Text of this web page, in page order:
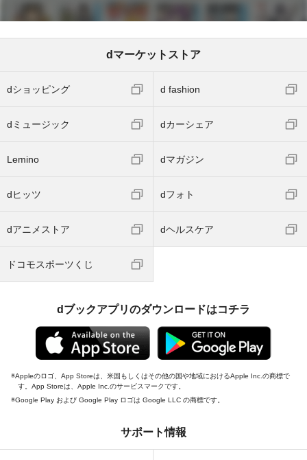
dマーケットストア
dショッピング d fashion
dミュージック dカーシェア
Lemino dマガジン
dヒッツ dフォト
dアニメストア dヘルスケア
ドコモスポーツくじ
dブックアプリのダウンロードはコチラ
Appleのロゴ、App Storeは、米国もしくはその他の国や地域におけるApple Inc.の商標で
す。App Storeは、Apple Inc.のサービスマークです。
Google Play および Google Play ロゴは Google LLC の商標です。
サポート情報